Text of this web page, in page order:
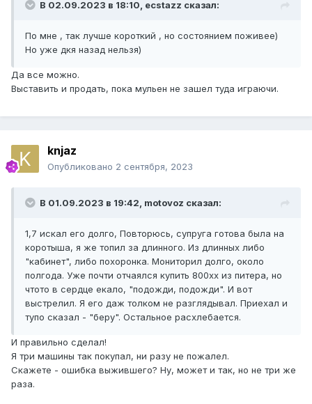
В 02.09.2023 в 18:10, ecstazz сказал:
По мне , так лучше короткий , но состоянием поживее)
Но уже дкя назад нельзя)
Да все можно.
Выставить и продать, пока мульен не зашел туда играючи.
knjaz
Опубликовано 2 сентября, 2023
В 01.09.2023 в 19:42, motovoz сказал:
1,7 искал его долго, Повторюсь, супруга готова была на
коротыша, я же топил за длинного. Из длинных либо
"кабинет", либо похоронка. Мониторил долго, около
полгода. Уже почти отчаялся купить 800хх из питера, но
чтото в сердце екало, "подожди, подожди". И вот
выстрелил. Я его даж толком не разглядывал. Приехал и
тупо сказал - "беру". Остальное расхлебается.
И правильно сделал!
Я три машины так покупал, ни разу не пожалел.
Скажете - ошибка выжившего? Ну, может и так, но не три же
раза.